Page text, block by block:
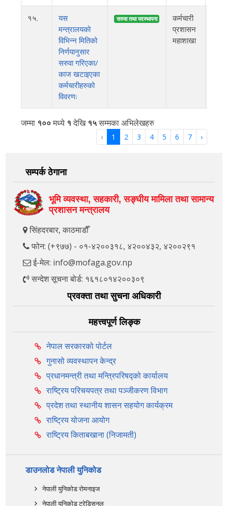
१५.
यस
मन्त्रालयको
विभिन्न मितिको
निर्णयानुसार
सरुवा गरिएका/
काज खटाइएका
कर्मचारीहरुको
विवरणः
सरुवा तथा पदस्थापना
कर्मचारी
प्रशासन
महाशाखा
जम्मा १००मध्ये १देखि१५सम्मका अभिलेखहरु
‹ 1 2 3 4 5 6 7 ›
सम्पर्क ठेगाना
भूमि व्यवस्था, सहकारी, सङ्‍घीय मामिला तथा सामान्य
प्रशासन मन्त्रालय
सिंहदरबार, काठमाडौँ
फोन: (+९७७) - ०१-४२००३१८, ४२००४३२, ४२००२९१
ई-मेल: info@mofaga.gov.np
सन्देश सूचना बोर्ड: १६१८०१४२००३०९
प्रवक्ता तथा सुचना अधिकारी
महत्त्वपूर्ण लिङ्क
नेपाल सरकारको पोर्टल
गुनासो व्यवस्थापन केन्द्र
प्रधानमन्त्री तथा मन्त्रिपरिषद्को कार्यालय
राष्ट्रिय परिचयपत्र तथा पञ्‍जीकरण विभाग
प्रदेश तथा स्थानीय शासन सहयोग कार्यक्रम
राष्ट्रिय योजना आयोग
राष्ट्रिय किताबखाना (निजामती)
डाउनलोड नेपाली युनिकोड
नेपाली युनिकोड रोमनाइज
नेपाली युनिकोड ट्रेडिसनल